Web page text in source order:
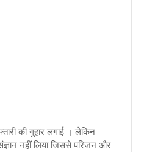
की गुहार लगाई । लेकिन
नहीं लिया जिससे परिजन और